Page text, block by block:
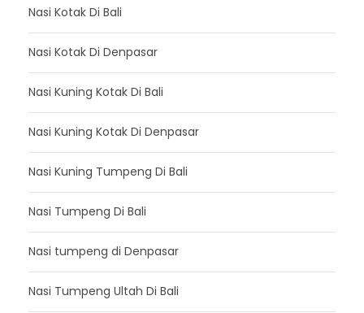
Nasi Kotak Di Bali
Nasi Kotak Di Denpasar
Nasi Kuning Kotak Di Bali
Nasi Kuning Kotak Di Denpasar
Nasi Kuning Tumpeng Di Bali
Nasi Tumpeng Di Bali
Nasi tumpeng di Denpasar
Nasi Tumpeng Ultah Di Bali